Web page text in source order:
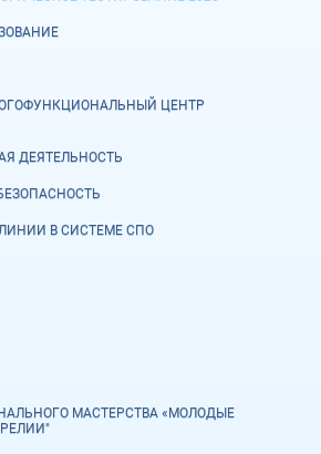
ЦЕНТР
ДЕЯТЕЛЬНОСТЬ
В СИСТЕМЕ СПО
МАСТЕРСТВА «МОЛОДЫЕ